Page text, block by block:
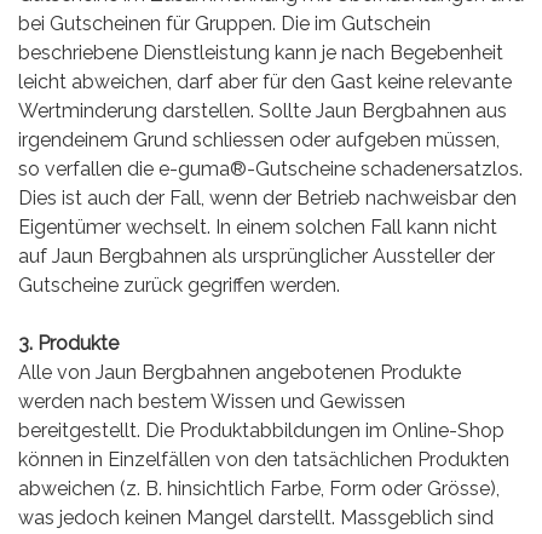
bei Gutscheinen für Gruppen. Die im Gutschein
beschriebene Dienstleistung kann je nach Begebenheit
leicht abweichen, darf aber für den Gast keine relevante
Wertminderung darstellen. Sollte Jaun Bergbahnen aus
irgendeinem Grund schliessen oder aufgeben müssen,
so verfallen die e-guma®-Gutscheine schadenersatzlos.
Dies ist auch der Fall, wenn der Betrieb nachweisbar den
Eigentümer wechselt. In einem solchen Fall kann nicht
auf Jaun Bergbahnen als ursprünglicher Aussteller der
Gutscheine zurück gegriffen werden.
3. Produkte
Alle von Jaun Bergbahnen angebotenen Produkte
werden nach bestem Wissen und Gewissen
bereitgestellt. Die Produktabbildungen im Online-Shop
können in Einzelfällen von den tatsächlichen Produkten
abweichen (z. B. hinsichtlich Farbe, Form oder Grösse),
was jedoch keinen Mangel darstellt. Massgeblich sind